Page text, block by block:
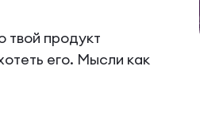
твой продукт
его. Мысли как